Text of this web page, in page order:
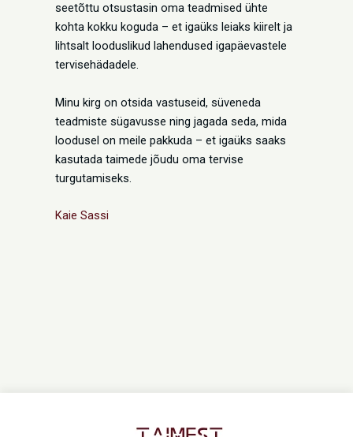
seetõttu otsustasin oma teadmised ühte
kohta kokku koguda – et igaüks leiaks kiirelt ja
lihtsalt looduslikud lahendused igapäevastele
tervisehädadele.
Minu kirg on otsida vastuseid, süveneda
teadmiste sügavusse ning jagada seda, mida
loodusel on meile pakkuda – et igaüks saaks
kasutada taimede jõudu oma tervise
turgutamiseks.
Kaie Sassi